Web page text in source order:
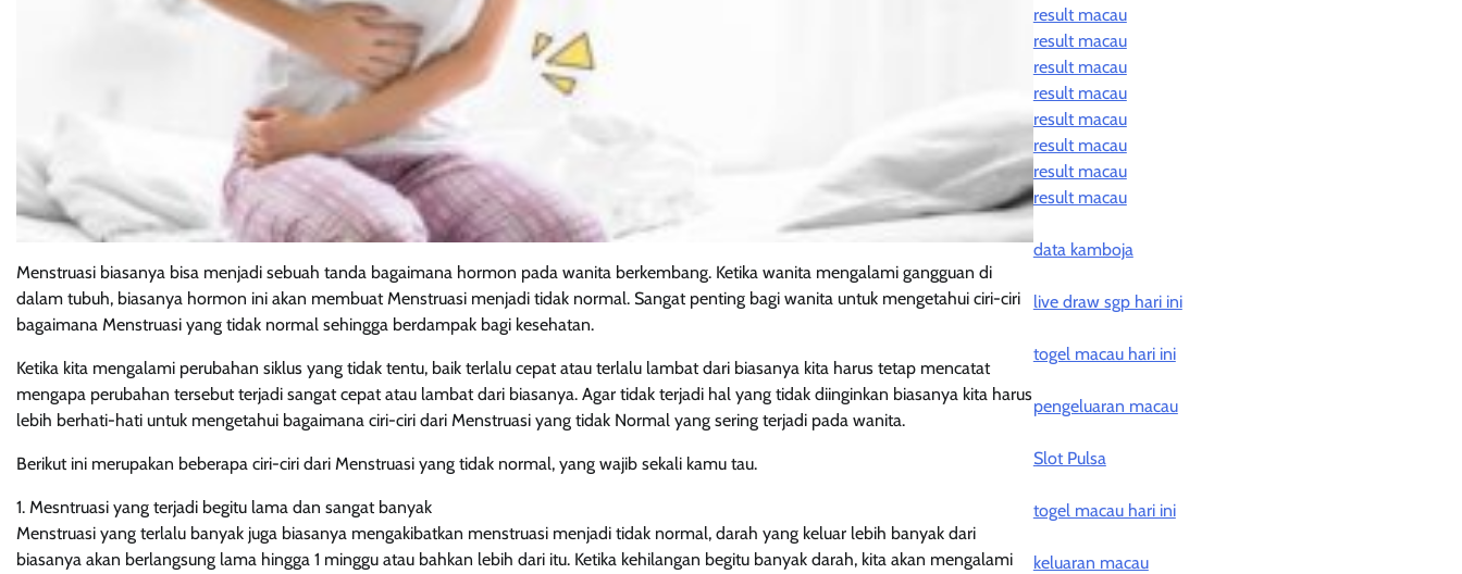
Menstruasi biasanya bisa menjadi sebuah tanda bagaimana hormon pada wanita berkembang. Ketika wanita mengalami gangguan di
dalam tubuh, biasanya hormon ini akan membuat Menstruasi menjadi tidak normal. Sangat penting bagi wanita untuk mengetahui ciri-ciri
bagaimana Menstruasi yang tidak normal sehingga berdampak bagi kesehatan.
Ketika kita mengalami perubahan siklus yang tidak tentu, baik terlalu cepat atau terlalu lambat dari biasanya kita harus tetap mencatat
mengapa perubahan tersebut terjadi sangat cepat atau lambat dari biasanya. Agar tidak terjadi hal yang tidak diinginkan biasanya kita harus
lebih berhati-hati untuk mengetahui bagaimana ciri-ciri dari Menstruasi yang tidak Normal yang sering terjadi pada wanita.
Berikut ini merupakan beberapa ciri-ciri dari Menstruasi yang tidak normal, yang wajib sekali kamu tau.
1. Mesntruasi yang terjadi begitu lama dan sangat banyak
Menstruasi yang terlalu banyak juga biasanya mengakibatkan menstruasi menjadi tidak normal, darah yang keluar lebih banyak dari
biasanya akan berlangsung lama hingga 1 minggu atau bahkan lebih dari itu. Ketika kehilangan begitu banyak darah, kita akan mengalami
result macau
result macau
result macau
result macau
result macau
result macau
result macau
result macau
data kamboja
live draw sgp hari ini
togel macau hari ini
pengeluaran macau
Slot Pulsa
togel macau hari ini
keluaran macau